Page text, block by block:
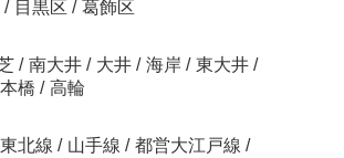
/ 目黒区 / 葛飾区
/ 南大井 / 大井 / 海岸 / 東大井 /
橋 / 高輪
北線 / 山手線 / 都営大江戸線 /